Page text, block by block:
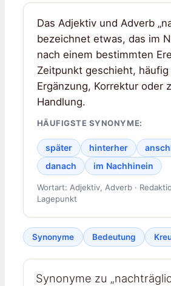
Das Adjektiv und Adverb
bezeichnet etwas, das im
nach einem bestimmten
Zeitpunkt geschieht, häufig
Ergänzung, Korrektur oder
Handlung.
HÄUFIGSTE SYNONYME:
später hinterher
danach
im Nachhinein
Wortart: Adjektiv, Adverb ·
Lagepunkt
Synonyme Bedeutung
Synonyme zu